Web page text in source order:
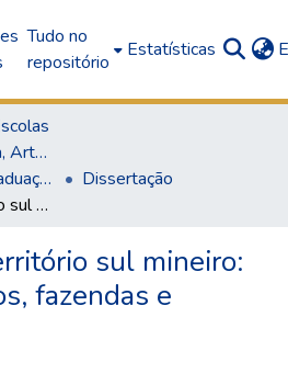
Tudo no
repositório
Estatísticas
Escola de Arquitetura, Artes e Design
Programa de Pós-Graduação em Arquitetura e Urbanismo
Dissertação
Formação do território sul mineiro: núcleos urbanos, fazendas e caminhos
sul mineiro:
fazendas e